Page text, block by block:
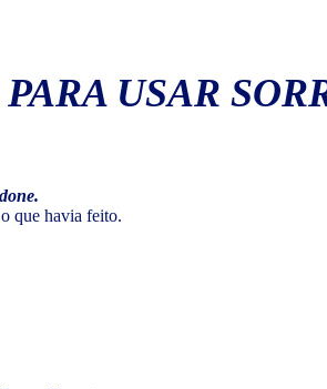
USAR
que havia feito.